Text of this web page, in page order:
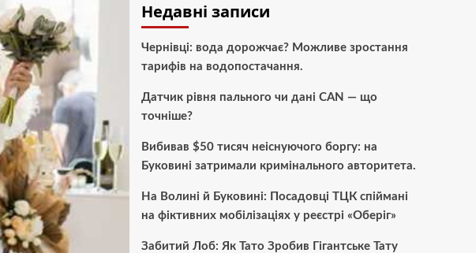
Недавні записи
Чернівці: вода дорожчає? Можливе зростання
тарифів на водопостачання.
Датчик рівня пального чи дані CAN — що
точніше?
Вибивав $50 тисяч неіснуючого боргу: на
Буковині затримали кримінального авторитета.
На Волині й Буковині: Посадовці ТЦК спіймані
на фіктивних мобілізаціях у реєстрі «Оберіг»
Забитий Лоб: Як Тато Зробив Гігантське Тату